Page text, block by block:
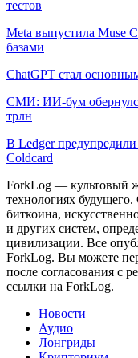
тестов
Meta выпустила Muse
базами
ChatGPT стал
СМИ: ИИ-бум обернулся
трлн
В Ledger
Coldcard
ForkLog — культовый
технологиях
биткоина,
и других систем,
цивилизации. Все
ForkLog. Вы можете
после согласования с
ссылки на ForkLog.
Новости
Аудио
Лонгриды